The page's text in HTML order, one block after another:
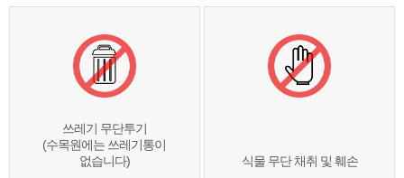
쓰레기 무단투기
(수목원에는 쓰레기통이
없습니다)
식물 무단 채취 및 훼손